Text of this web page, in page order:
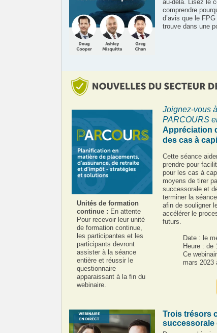
au-delà. Lisez le
comprendre
d’avis que le
trouve dans une
Unités de formation
continue : En attente
Pour recevoir leur unité
de formation continue,
les participantes et les
participants devront
assister à la séance
entière et réussir le
questionnaire
apparaissant à la fin du
webinaire.
Joignez-vous
PARCOURS
Appréciation
des cas à
Cette séance
prendre pour
pour les cas à
moyens de tirer
successorale et
terminer la
afin de souligner
accélérer le
futurs.
Date : le
Heure : de
Ce
mars 2023
Trois trésors
successorale